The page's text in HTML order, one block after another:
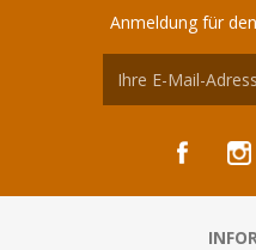
Anmeldung für